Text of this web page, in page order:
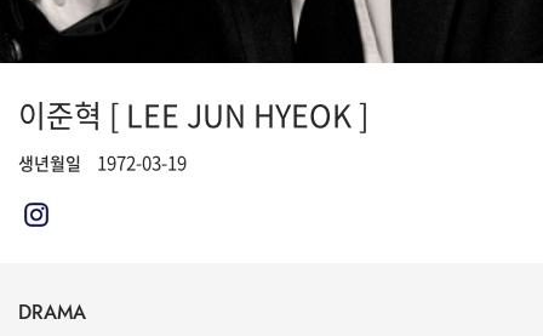
이준혁 [ LEE JUN HYEOK ]
생년월일 1972-03-19
DRAMA